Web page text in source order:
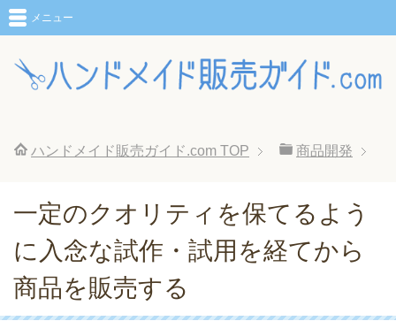
メニュー
ハンドメイド販売ガイド.com TOP 商品開発
一定のクオリティを保てるよう
に入念な試作・試用を経てから
商品を販売する